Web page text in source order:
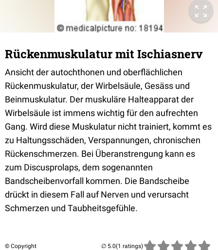
Rückenmuskulatur mit Ischiasnerv
Ansicht der autochthonen und oberflächlichen
Rückenmuskulatur, der Wirbelsäule, Gesäss und
Beinmuskulatur. Der muskuläre Halteapparat der
Wirbelsäule ist immens wichtig für den aufrechten
Gang. Wird diese Muskulatur nicht trainiert, kommt es
zu Haltungsschäden, Verspannungen, chronischen
Rückenschmerzen. Bei Überanstrengung kann es
zum Discusprolaps, dem sogenannten
Bandscheibenvorfall kommen. Die Bandscheibe
drückt in diesem Fall auf Nerven und verursacht
Schmerzen und Taubheitsgefühle.
© Copyright (1 ratings)